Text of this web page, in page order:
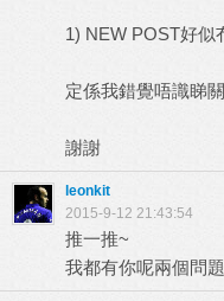
1) NEW POST好似
定係我錯覺唔識睇
謝謝
leonkit
2015-9-12 21:43:54
推一推~
我都有你呢兩個問